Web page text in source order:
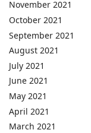
November 2021
October 2021
September 2021
August 2021
July 2021
June 2021
May 2021
April 2021
March 2021